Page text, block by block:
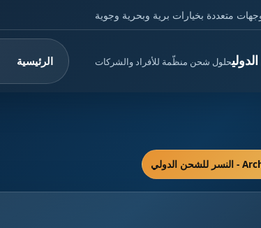
متعددة بخيارات برية وبحرية وجوية
حلول شحن منظّمة للأفراد والشركات الرئيسية